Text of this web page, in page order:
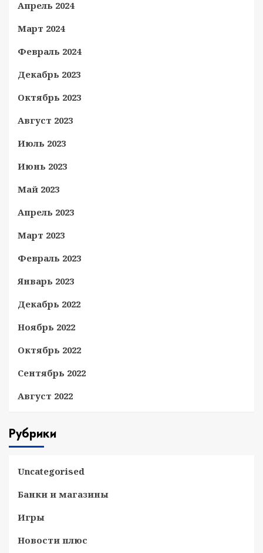
Апрель 2024
Март 2024
Февраль 2024
Декабрь 2023
Октябрь 2023
Август 2023
Июль 2023
Июнь 2023
Май 2023
Апрель 2023
Март 2023
Февраль 2023
Январь 2023
Декабрь 2022
Ноябрь 2022
Октябрь 2022
Сентябрь 2022
Август 2022
Рубрики
Uncategorised
Банки и магазины
Игры
Новости плюс